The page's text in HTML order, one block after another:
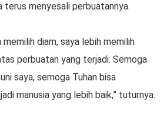
terus menyesali perbuatannya.
memilih diam, saya lebih memilih
perbuatan yang terjadi. Semoga
saya, semoga Tuhan bisa
manusia yang lebih baik,” tuturnya.